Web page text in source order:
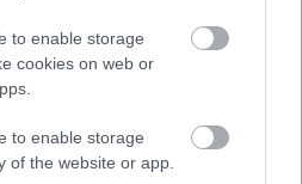
to enable storage
cookies on web or
to enable storage
of the website or app.
hiányzás, Pócs János
fideszesek még